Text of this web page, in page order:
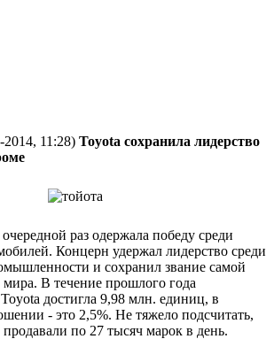
2014, 11:28) Toyota сохранила лидерство
раз одержала победу среди
Концерн удержал лидерство среди
и сохранил звание самой
В течение прошлого года
достигла 9,98 млн. единиц, в
- это 2,5%. Не тяжело подсчитать,
по 27 тысяч марок в день.